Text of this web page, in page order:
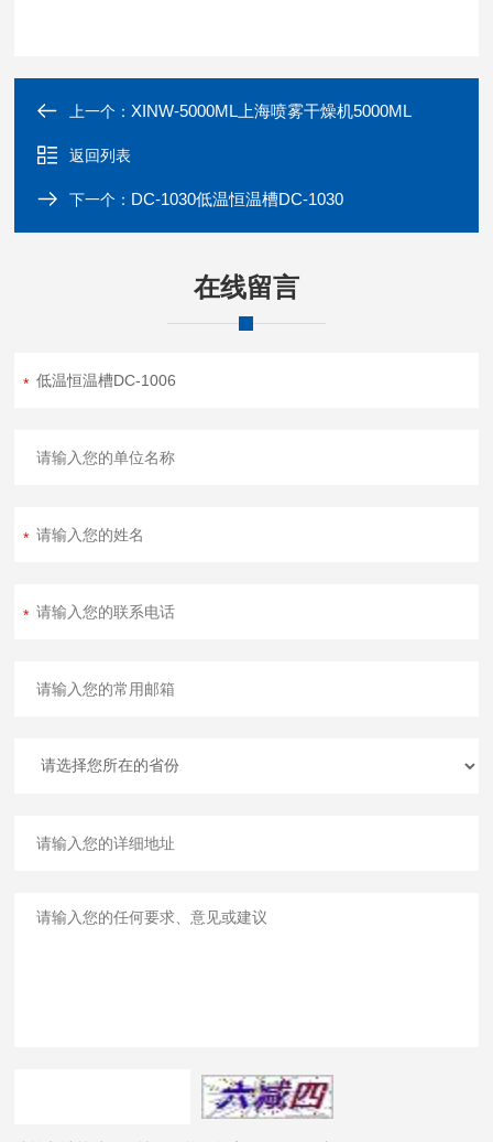
上一个：XINW-5000ML上海喷雾干燥机5000ML
返回列表
下一个： DC-1030低温恒温槽DC-1030
在线留言